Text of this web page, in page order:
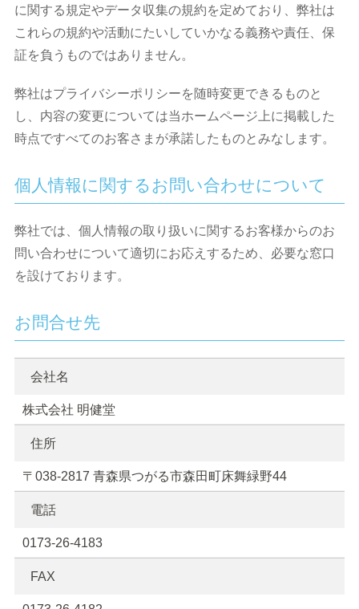
に関する規定やデータ収集の規約を定めており、弊社は
これらの規約や活動にたいしていかなる義務や責任、保
証を負うものではありません。
弊社はプライバシーポリシーを随時変更できるものと
し、内容の変更については当ホームページ上に掲載した
時点ですべてのお客さまが承諾したものとみなします。
個人情報に関するお問い合わせについて
弊社では、個人情報の取り扱いに関するお客様からのお
問い合わせについて適切にお応えするため、必要な窓口
を設けております。
お問合せ先
会社名
株式会社 明健堂
住所
〒038-2817 青森県つがる市森田町床舞緑野44
電話
0173-26-4183
FAX